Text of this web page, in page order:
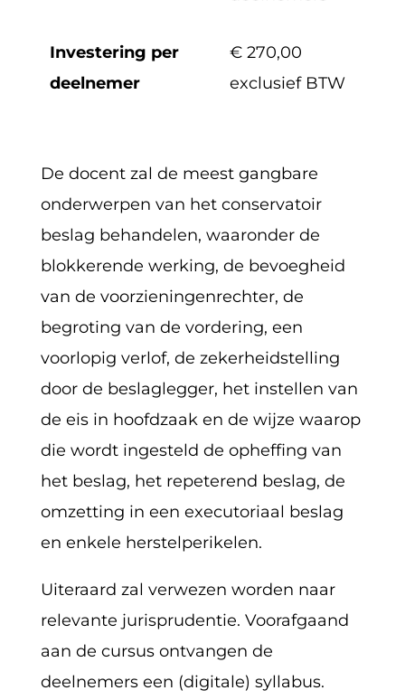
Investering per
deelnemer
€ 270,00
exclusief BTW
De docent zal de meest gangbare
onderwerpen van het conservatoir
beslag behandelen, waaronder de
blokkerende werking, de bevoegheid
van de voorzieningenrechter, de
begroting van de vordering, een
voorlopig verlof, de zekerheidstelling
door de beslaglegger, het instellen van
de eis in hoofdzaak en de wijze waarop
die wordt ingesteld de opheffing van
het beslag, het repeterend beslag, de
omzetting in een executoriaal beslag
en enkele herstelperikelen.
Uiteraard zal verwezen worden naar
relevante jurisprudentie. Voorafgaand
aan de cursus ontvangen de
deelnemers een (digitale) syllabus.